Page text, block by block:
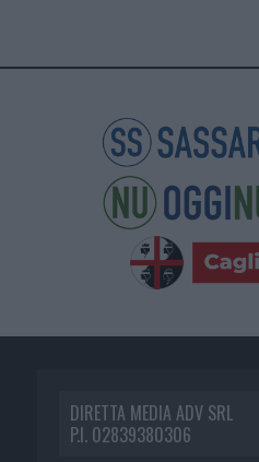
DIRETTA MEDIA ADV SRL
P.I. 02839380306